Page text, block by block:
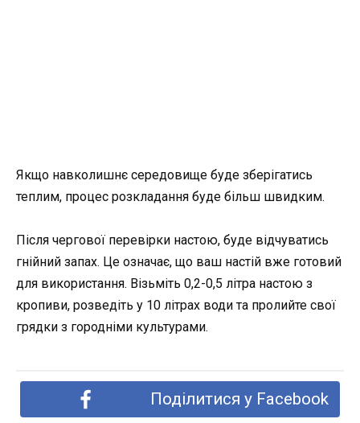
Якщо навколишнє середовище буде зберігатись
теплим, процес розкладання буде більш швидким.
Після чергової перевірки настою, буде відчуватись
гнійний запах. Це означає, що ваш настій вже готовий
для використання. Візьміть 0,2-0,5 літра настою з
кропиви, розведіть у 10 літрах води та пролийте свої
грядки з городніми культурами.
Поділитися у Facebook